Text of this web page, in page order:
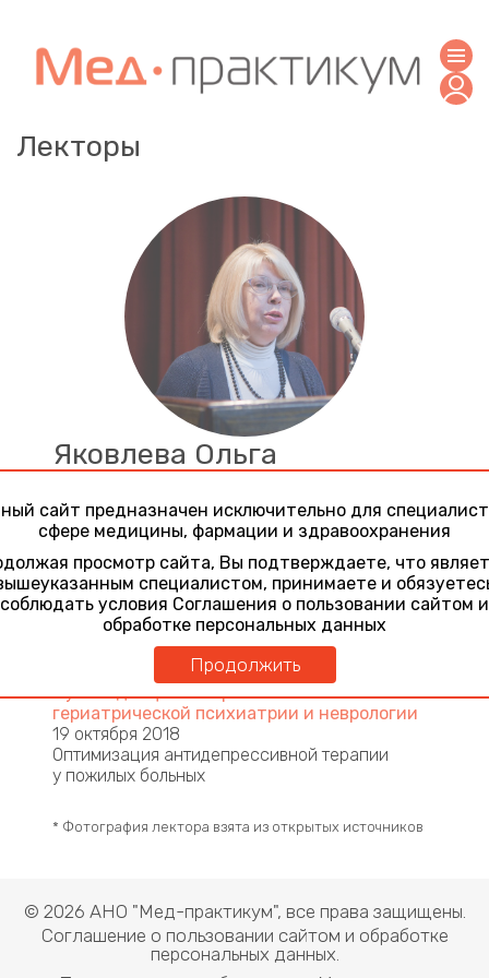
Лекторы
Яковлева Ольга
кандидат медицинских наук, ведущий научный
сотрудник отделения психозов позднего
возраста отдела гериатрической психиатрии
ФГБНУ «Научный центр психического
здоровья» (Москва)
Участие в конференциях
Мультидисциплинарные аспекты
гериатрической психиатрии и неврологии
19 октября 2018
Оптимизация антидепрессивной терапии
у пожилых больных
* Фотография лектора взята из открытых источников
© 2026 АНО "Мед-практикум", все права защищены.
Соглашение о пользовании сайтом и обработке
персональных данных.
сайт предназначен исключительно для
сфере медицины, фармации и здравоохранения
просмотр сайта, Вы подтверждаете, что
специалистом, принимаете и
соблюдать условия Соглашения о пользовании сайтом и
обработке персональных данных
Продолжить